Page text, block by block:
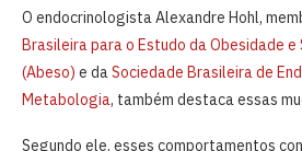
O endocrinologista Alexandre Hohl,
Brasileira para o Estudo da Obesidade
(Abeso) e daSociedade Brasileira de
Metabologia, também destaca essas
Segundo ele, esses comportamentos